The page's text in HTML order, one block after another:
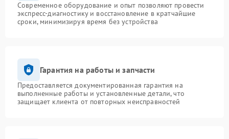
Современное оборудование и опыт позволяют провести
экспресс-диагностику и восстановление в кратчайшие
сроки, минимизируя время без устройства
Гарантия на работы и запчасти
Предоставляется документированная гарантия на
выполненные работы и установленные детали, что
защищает клиента от повторных неисправностей